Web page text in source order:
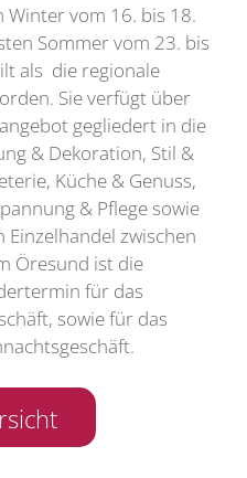
Winter vom 16. bis 18.
Sommer vom 23. bis
als die regionale
Sie verfügt über
gegliedert in die
& Dekoration, Stil &
Küche & Genuss,
& Pflege sowie
Einzelhandel zwischen
Öresund ist die
für das
sowie für das